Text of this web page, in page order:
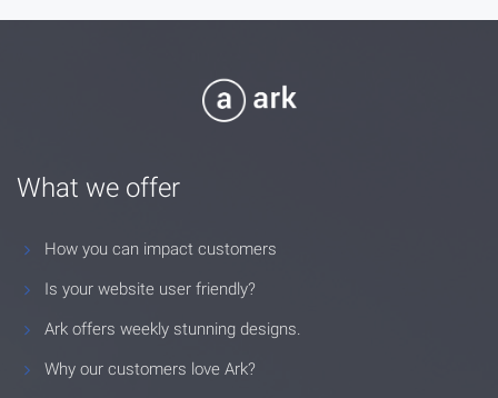
What we offer
How you can impact customers
Is your website user friendly?
Ark offers weekly stunning designs.
Why our customers love Ark?